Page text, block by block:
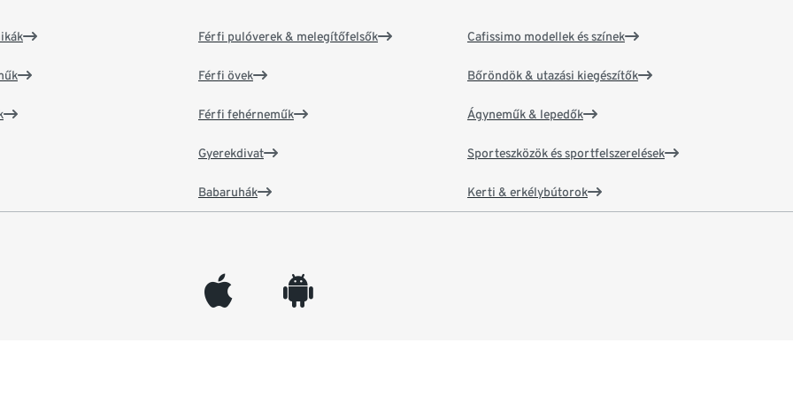
Férfi pulóverek & melegítőfelsők
Férfi övek
Férfi fehérneműk
Gyerekdivat
Babaruhák
Cafissimo modellek és színek
Bőröndök & utazási kiegészítők
Ágyneműk & lepedők
Sporteszközök és sportfelszerelések
Kerti & erkélybútorok
appleinc android